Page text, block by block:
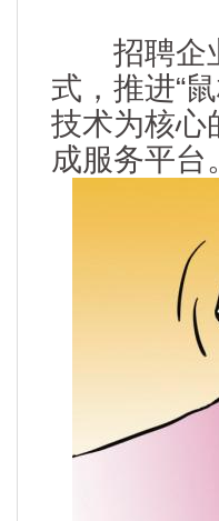
招聘企业
式，推进“
技术为核心
成服务平台